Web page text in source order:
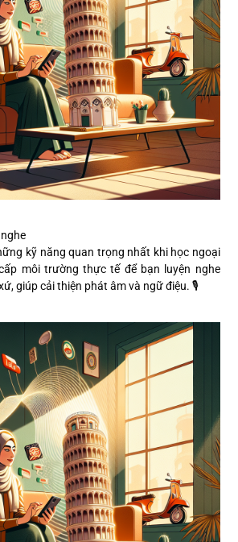
kỹ năng quan trọng nhất khi học ngoại
môi trường thực tế để bạn luyện nghe
giúp cải thiện phát âm và ngữ điệu. 🎙️